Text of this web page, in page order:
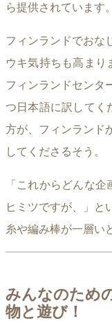
ら提供されています。
フィンランドでおな
ウキ気持ちも高まり
フィンランドセンタ
つ日本語に訳してく
方が、フィンランド
してくださるそう。
「これからどんな
ヒミツですが、」と
糸や編み棒が一層い
みんなのため
物と遊び！